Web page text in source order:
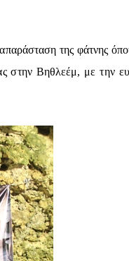
της φάτνης
στην Βηθλεέμ, με την